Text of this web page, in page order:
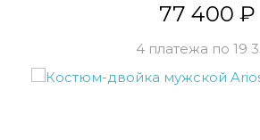
77 400 ₽
4 платежа по 19